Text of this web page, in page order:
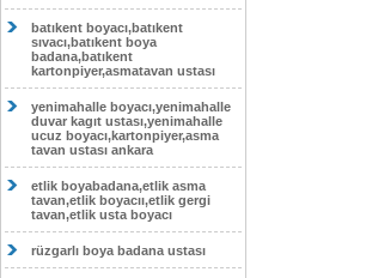
batıkent boyacı,batıkent
sıvacı,batıkent boya
badana,batıkent
kartonpiyer,asmatavan ustası
yenimahalle boyacı,yenimahalle
duvar kagıt ustası,yenimahalle
ucuz boyacı,kartonpiyer,asma
tavan ustası ankara
etlik boyabadana,etlik asma
tavan,etlik boyacıı,etlik gergi
tavan,etlik usta boyacı
rüzgarlı boya badana ustası